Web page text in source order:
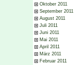
Oktober 2011
September 2011
August 2011
Juli 2011
Juni 2011
Mai 2011
April 2011
März 2011
Februar 2011